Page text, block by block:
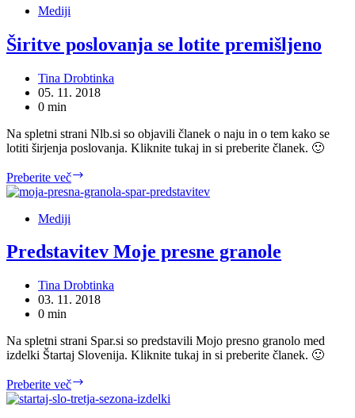
Mediji
Širitve poslovanja se lotite premišljeno
Tina Drobtinka
05. 11. 2018
0 min
Na spletni strani Nlb.si so objavili članek o naju in o tem kako se
lotiti širjenja poslovanja. Kliknite tukaj in si preberite članek. 🙂
Preberite več
poslovanja
se
Mediji
Predstavitev Moje presne granole
Tina Drobtinka
03. 11. 2018
0 min
Na spletni strani Spar.si so predstavili Mojo presno granolo med
izdelki Štartaj Slovenija. Kliknite tukaj in si preberite članek. 🙂
Preberite več
Moje
presne